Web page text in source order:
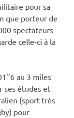
pour sa
que porteur de
spectateurs
celle-ci à la
au 3 miles
ses études et
(sport très
pour